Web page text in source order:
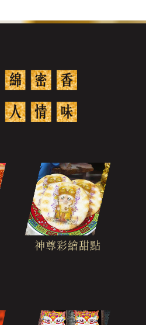
神尊彩繪甜點